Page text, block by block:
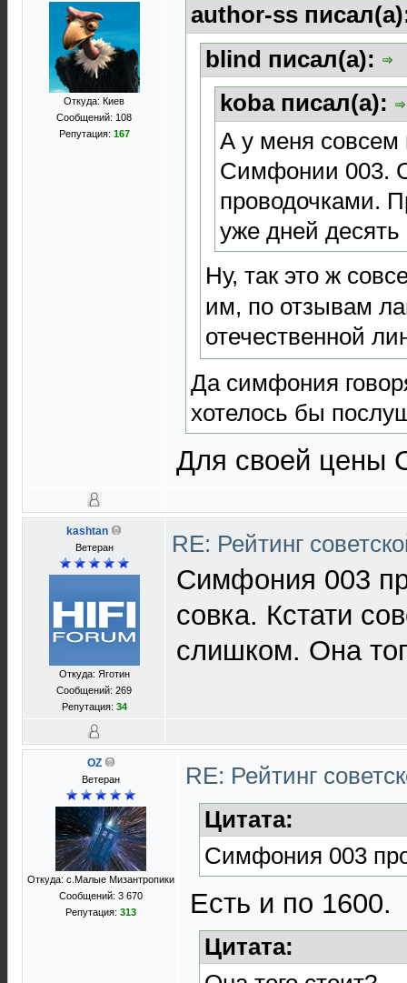
Откуда: Киев
Сообщений: 108
Репутация: 167
author-ss
blind писал(а):
koba писал(а):
А у меня совсем
Симфонии 003.
проводочками.
уже дней
Ну, так это ж
им, по отзывам
отечественной
Да симфония
хотелось бы
Для своей цены
kashtan
Ветеран
Откуда: Яготин
Сообщений: 269
Репутация: 34
RE: Рейтинг
Симфония 003
совка. Кстати
слишком. Она
OZ
Ветеран
Откуда: с.Малые Мизантропики
Сообщений: 3 670
Репутация: 313
RE: Рейтинг
Цитата:
Симфония 003
Есть и по 1600.
Цитата: